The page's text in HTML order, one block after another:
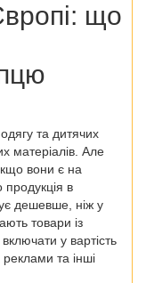
що
та дитячих
матеріалів. Але
вони є на
в
дешевше , ніж у
товари із
у вартість
та інші